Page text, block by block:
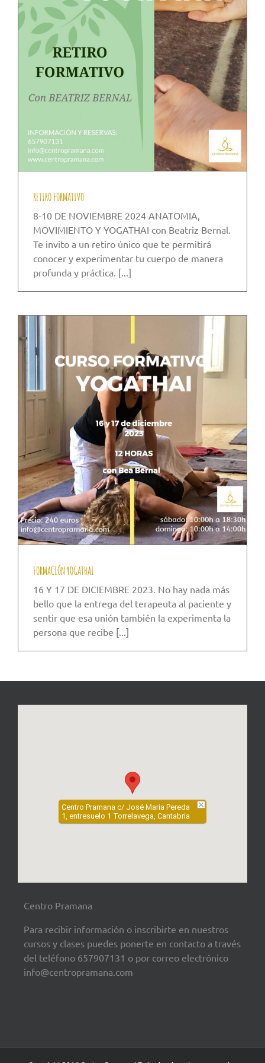
RETIRO FORMATIVO
8-10 DE NOVIEMBRE 2024 ANATOMIA,
MOVIMIENTO Y YOGATHAI con Beatriz Bernal.
Te invito a un retiro único que te permitirá
conocer y experimentar tu cuerpo de manera
profunda y práctica. [...]
FORMACIÓN YOGATHAI
16 Y 17 DE DICIEMBRE 2023. No hay nada más
bello que la entrega del terapeuta al paciente y
sentir que esa unión también la experimenta la
persona que recibe [...]
Centro Pramana c/ José María Pereda
1, entresuelo 1 Torrelavega, Cantabria
Centro Pramana
Para recibir información o inscribirte en nuestros
cursos y clases puedes ponerte en contacto a través
del teléfono 657907131 o por correo electrónico
info@centropramana.com